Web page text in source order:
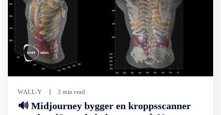
WALL-Y 3 min read
🔊 Midjourney bygger en kroppsscanner